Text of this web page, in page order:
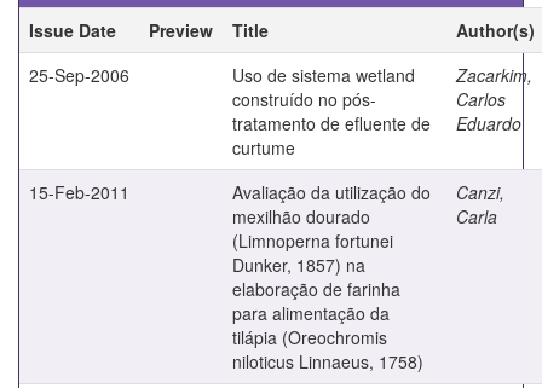
Issue Date
Preview Title
Author(s)
25-Sep-2006
Uso de sistema wetland
construído no pós-
tratamento de efluente de
curtume
Zacarkim,
Carlos
Eduardo
15-Feb-2011
Avaliação da utilização do
mexilhão dourado
(Limnoperna fortunei
Dunker, 1857) na
elaboração de farinha
para alimentação da
tilápia (Oreochromis
niloticus Linnaeus, 1758)
Canzi,
Carla